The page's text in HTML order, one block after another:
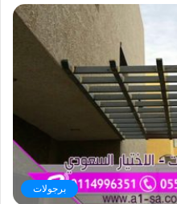
برجولات